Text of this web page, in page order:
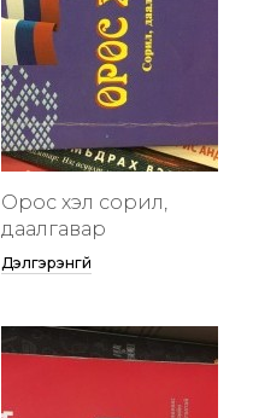
Орос хэл сорил,
даалгавар
Дэлгэрэнгүй